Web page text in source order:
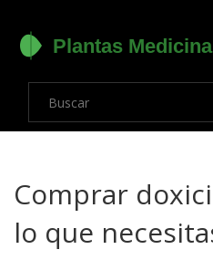
Comprar
lo que